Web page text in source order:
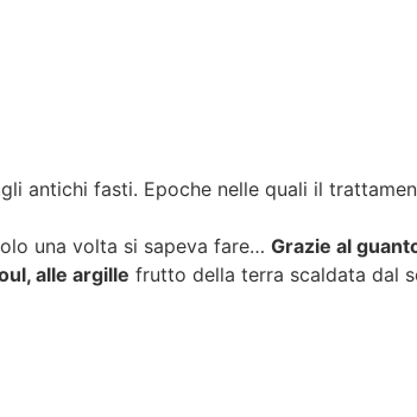
antichi fasti. Epoche nelle quali il
una volta si sapeva fare… Grazie al
alle argille frutto della terra scaldata dal